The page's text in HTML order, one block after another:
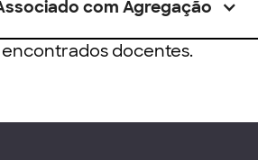
com Agregação
docentes.